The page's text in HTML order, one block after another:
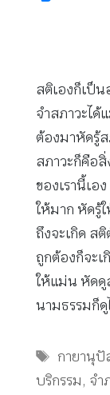
สติเองก็เป็น
จำสภาวะได้
ต้องมาหัดรู้
สภาวะก็คือ
ของเรานี้เอ
ให้มาก หัดรู้
ถึงจะเกิด ส
ถูกต้องก็จะ
ให้แม่น หัดดู
นามธรรมก็ดู
Tags
กายานุปั
บริกรรม, จำ